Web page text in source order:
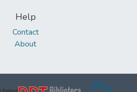
Help
Contact
About